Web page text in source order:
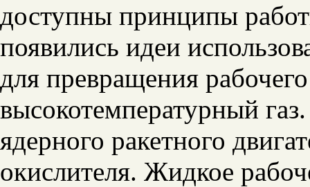
доступны принципы
появились идеи
для превращения
высокотемпературный
ядерного ракетного
окислителя. Жидкое